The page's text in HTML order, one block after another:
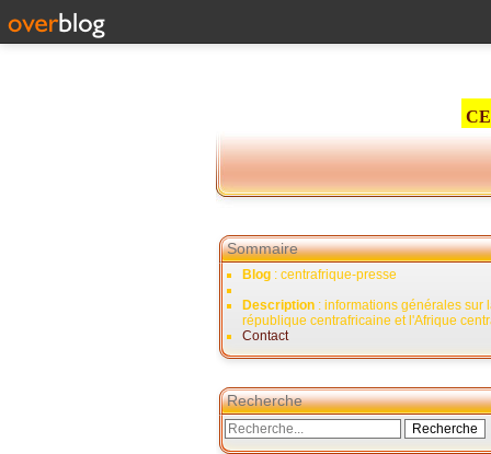
Sommaire
Blog : centrafrique-presse
Description : informations générales sur
république centrafricaine et l'Afrique
Contact
Recherche